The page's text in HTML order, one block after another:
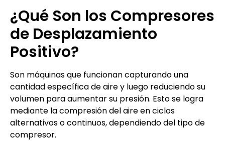
¿Qué Son los Compresores
de Desplazamiento
Positivo?
Son máquinas que funcionan capturando una
cantidad específica de aire y luego reduciendo su
volumen para aumentar su presión. Esto se logra
mediante la compresión del aire en ciclos
alternativos o continuos, dependiendo del tipo de
compresor.